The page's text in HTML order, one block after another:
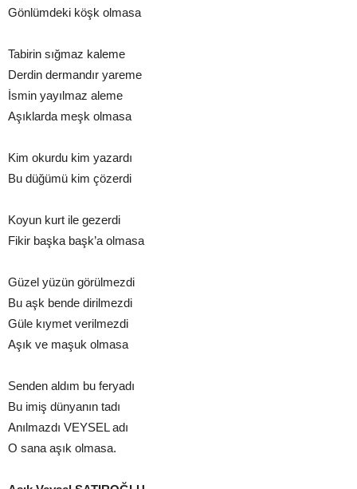
Gönlümdeki köşk olmasa
Tabirin sığmaz kaleme
Derdin dermandır yareme
İsmin yayılmaz aleme
Aşıklarda meşk olmasa
Kim okurdu kim yazardı
Bu düğümü kim çözerdi
Koyun kurt ile gezerdi
Fikir başka başk’a olmasa
Güzel yüzün görülmezdi
Bu aşk bende dirilmezdi
Güle kıymet verilmezdi
Aşık ve maşuk olmasa
Senden aldım bu feryadı
Bu imiş dünyanın tadı
Anılmazdı VEYSEL adı
O sana aşık olmasa.